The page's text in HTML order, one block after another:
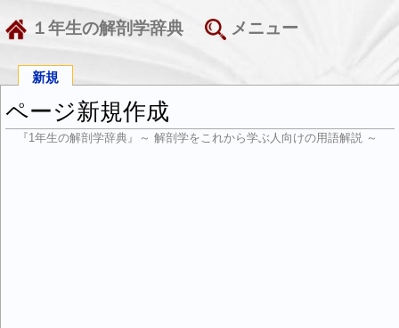
１年生の解剖学辞典 メニュー
新規
ページ新規作成
『1年生の解剖学辞典』～ 解剖学をこれから学ぶ人向けの用語解説 ～